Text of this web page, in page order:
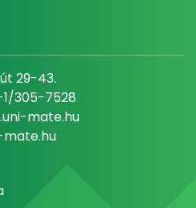
29-43.
305-7528
mate.hu
mate.hu